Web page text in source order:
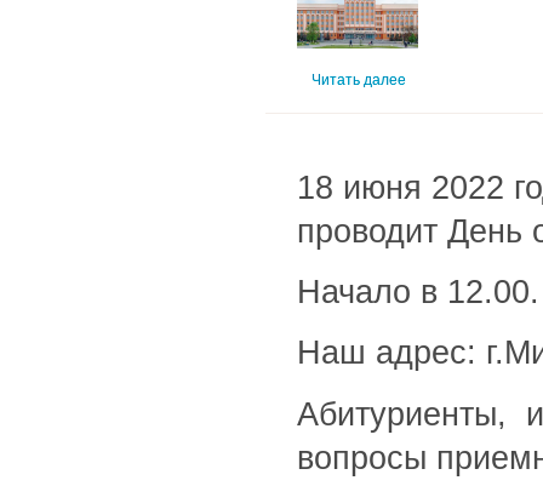
Читать далее
18 июня 2022
проводит День
Начало в 12.00.
Наш адрес:
Абитуриенты,
вопросы